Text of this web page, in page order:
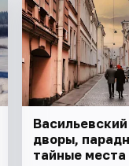
дворы,
тайные